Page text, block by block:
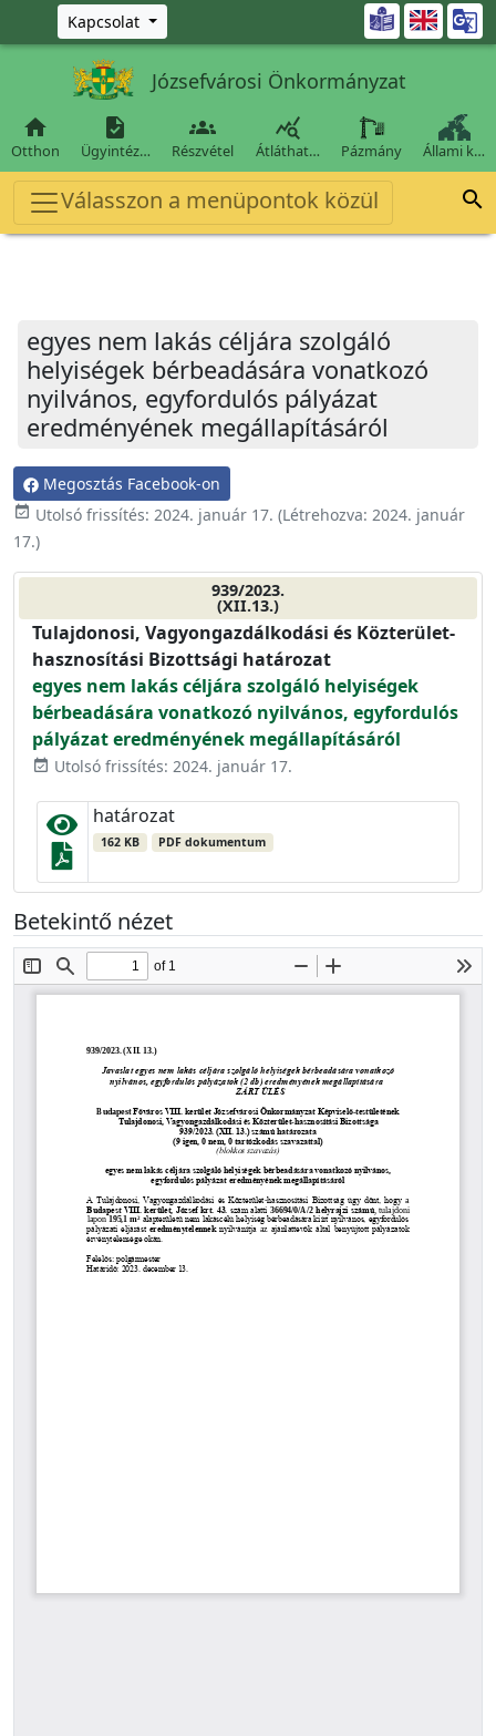
Ugrás a fő tartalomra
Kapcsolat 
Józsefvárosi Önkormányzat

Otthon

Ügyintéz…

Részvétel

Átláthat… Pázmány Állami k…
Válasszon a menüpontok közül 
egyes nem lakás céljára szolgáló
helyiségek bérbeadására vonatkozó
nyilvános, egyfordulós pályázat
eredményének megállapításáról
Megosztás Facebook-on
event_available Utolsó frissítés: 2024. január 17. (Létrehozva: 2024. január
17.)
939/2023.
(XII.13.)
Tulajdonosi, Vagyongazdálkodási és Közterület-
hasznosítási Bizottsági határozat
egyes nem lakás céljára szolgáló helyiségek
bérbeadására vonatkozó nyilvános, egyfordulós
pályázat eredményének megállapításáról
event_available Utolsó frissítés: 2024. január 17.
határozat
162 KB PDF dokumentum
Betekintő nézet